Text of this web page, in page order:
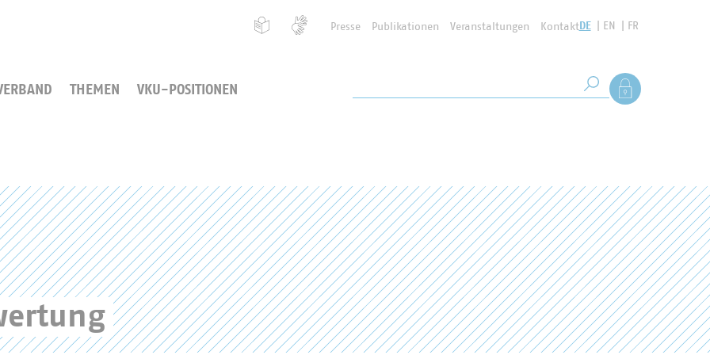
Presse Publikationen Veranstaltungen KontaktDE EN FR
THEMEN VKU-POSITIONEN Suche starten
Als Mitglied